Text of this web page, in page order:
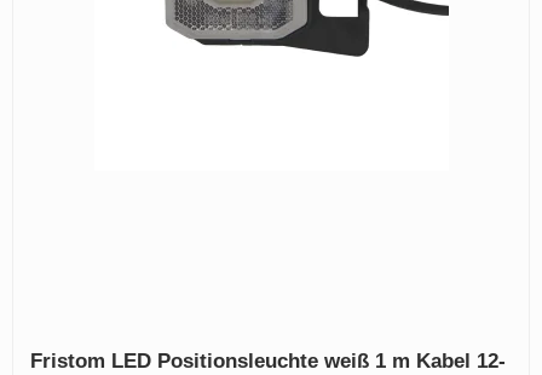
Fristom LED Positionsleuchte weiß 1 m Kabel 12-